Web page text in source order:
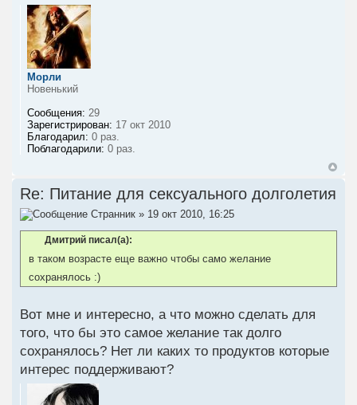
Морли
Новенький
Сообщения: 29
Зарегистрирован: 17 окт 2010
Благодарил: 0 раз.
Поблагодарили: 0 раз.
Re: Питание для сексуального долголетия
Странник » 19 окт 2010, 16:25
Дмитрий писал(а):
в таком возрасте еще важно чтобы само желание
сохранялось :)
Вот мне и интересно, а что можно сделать для
того, что бы это самое желание так долго
сохранялось? Нет ли каких то продуктов которые
интерес поддерживают?